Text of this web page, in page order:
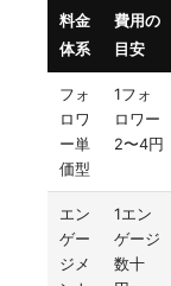
料金
体系
費用の
目安
フォ
ロワ
ー単
価型
1フォ
ロワー
2〜4円
エン
ゲー
ジメ
1エン
ゲージ
数十